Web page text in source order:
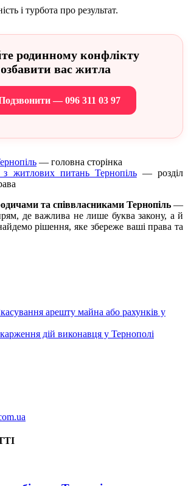
і турбота про результат.
родинному конфлікту
вас житла
— 096 311 03 97
— головна сторінка
з житлових питань Тернопіль— розділ
та співвласниками Тернопіль —
де важлива не лише буква закону, а й
рішення, яке збереже ваші права та
арешту майна або рахунків у
дій виконавця у Тернополі